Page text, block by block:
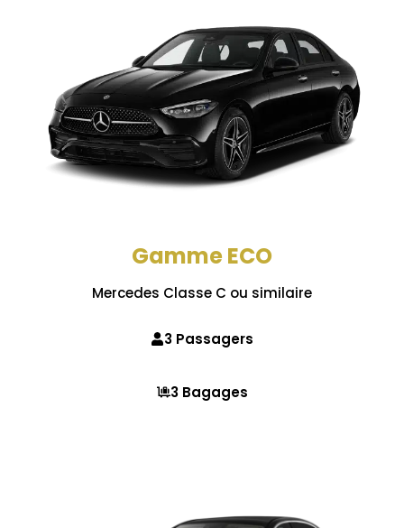
Gamme ECO
Mercedes Classe C ou similaire
3 Passagers
3 Bagages